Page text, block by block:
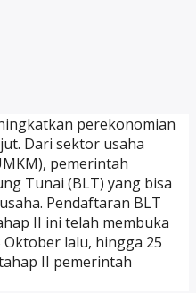
perekonomian
Dari sektor usaha
pemerintah
Tunai (BLT) yang bisa
Pendaftaran BLT
II ini telah membuka
lalu, hingga 25
II pemerintah